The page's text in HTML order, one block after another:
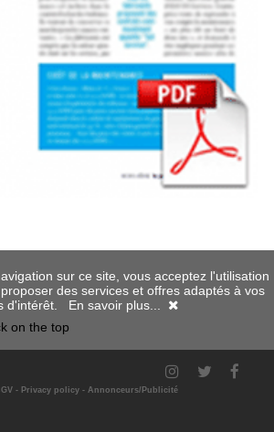
on the top
- Privacy policy- Annonceurs/Publicité
sur ce site, vous acceptez l'utilisation
des services et offres adaptés à vos
d'intérêt. En savoir plus...